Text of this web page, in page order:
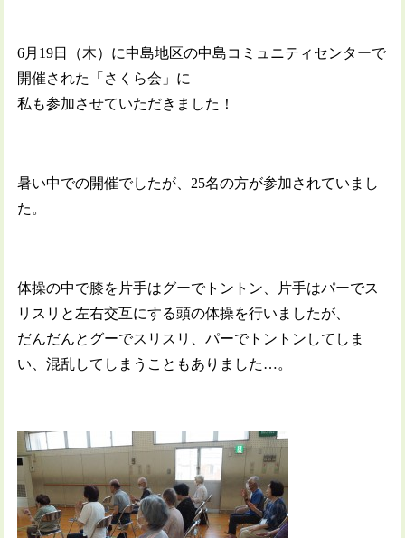
6月19日（木）に中島地区の中島コミュニティセンターで
開催された「さくら会」に
私も参加させていただきました！
暑い中での開催でしたが、25名の方が参加されていまし
た。
体操の中で膝を片手はグーでトントン、片手はパーでス
リスリと左右交互にする頭の体操を行いましたが、
だんだんとグーでスリスリ、パーでトントンしてしま
い、混乱してしまうこともありました…。